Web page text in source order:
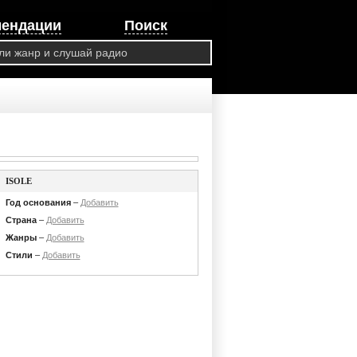
Поиск
ISOLE
Год основания– Добавить
Страна– Добавить
Жанры– Добавить
Стили – Добавить